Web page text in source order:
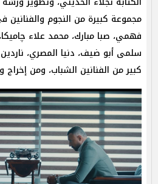
مجموعة كبيرة من النجوم
فهمي، صبا مبارك، محمد علاء چاميكا،
سلمى أبو ضيف، دنيا المصري،
كبير من الفنانين الشباب، ومن إخراج